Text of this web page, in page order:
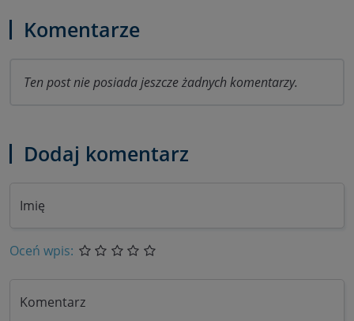
Komentarze
Ten post nie posiada jeszcze żadnych komentarzy.
Dodaj komentarz
Imię
Oceń wpis:
Komentarz